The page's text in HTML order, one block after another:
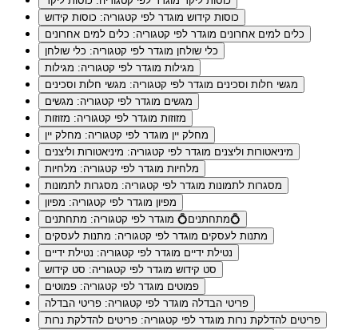
כוסות קידוש מוגדר לפי קטגוריה: כוסות קידוש
כלים למים אחרונים מוגדר לפי קטגוריה: כלים למים אחרונים
כלי שולחן מוגדר לפי קטגוריה: כלי שולחן
מגילות מוגדר לפי קטגוריה: מגילות
מגשי חלות וסכינים מוגדר לפי קטגוריה: מגשי חלות וסכינים
מגשים מוגדר לפי קטגוריה: מגשים
מזוזות מוגדר לפי קטגוריה: מזוזות
מחלק יין מוגדר לפי קטגוריה: מחלק יין
מיניאטורות וליצנים מוגדר לפי קטגוריה: מיניאטורות וליצנים
מלחיות מוגדר לפי קטגוריה: מלחיות
מסגרות לתמונות מוגדר לפי קטגוריה: מסגרות לתמונות
מפיון מוגדר לפי קטגוריה: מפיון
מתחתנים💍מוגדר לפי קטגוריה: מתחתנים💍
מתנות לעסקים מוגדר לפי קטגוריה: מתנות לעסקים
נטילת ידיים מוגדר לפי קטגוריה: נטילת ידיים
סט קידוש מוגדר לפי קטגוריה: סט קידוש
פמוטים מוגדר לפי קטגוריה: פמוטים
פריטי הבדלה מוגדר לפי קטגוריה: פריטי הבדלה
פריטים להדלקת נרות מוגדר לפי קטגוריה: פריטים להדלקת נרות